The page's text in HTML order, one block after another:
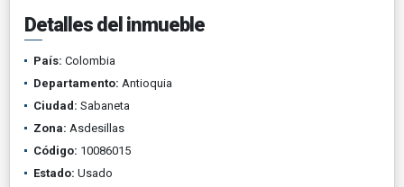
Detalles del inmueble
País: Colombia
Departamento: Antioquia
Ciudad: Sabaneta
Zona: Asdesillas
Código: 10086015
Estado: Usado